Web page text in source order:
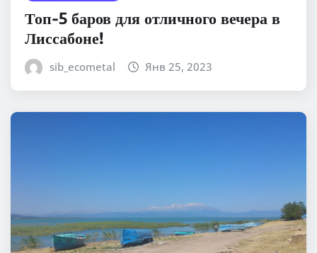
Топ-5 баров для отличного вечера в
Лиссабоне!
sib_ecometal Янв 25, 2023